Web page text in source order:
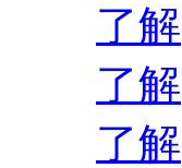
了解
了解
了解